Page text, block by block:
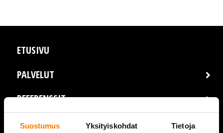
Suostumus Yksityiskohdat Tietoja
ETUSIVU
PALVELUT
REFERENSSIT
AJANKOHTAISTA